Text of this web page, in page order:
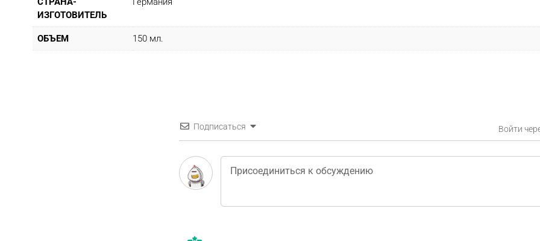
ИЗГОТОВИТЕЛЬ
ОБЪЕМ 150 мл.
Подписаться Войти